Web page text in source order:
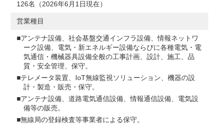
126名（2026年6月1日現在）
営業種目
アンテナ設備、社会基盤交通インフラ設備、情報ネットワ
ーク設備、電気・新エネルギー設備ならびに各種電気・電
気通信・機械器具設備全般の工事計画、設計、施工、品
質・安全管理、保守。
テレメータ装置、IoT無線監視ソリューション、機器の設
計・製造・販売・保守。
アンテナ設備、道路電気通信設備、情報通信設備、電気設
備等の販売。
無線局の登録検査等事業者による保守。